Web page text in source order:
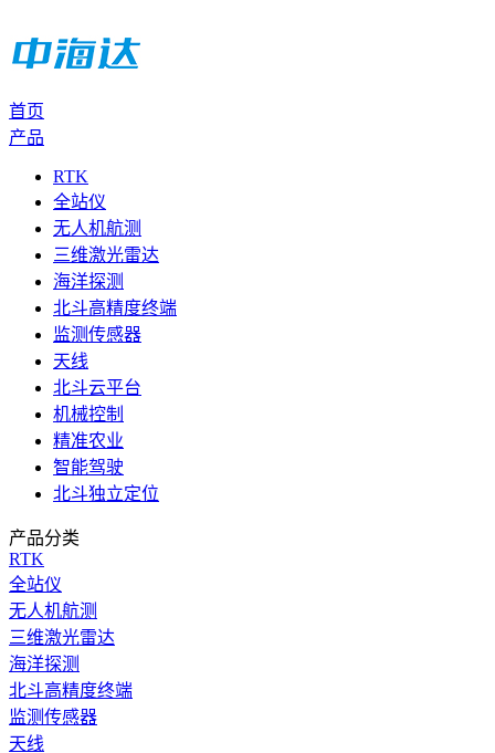
首页
产品
RTK
全站仪
无人机航测
三维激光雷达
海洋探测
北斗高精度终端
监测传感器
天线
北斗云平台
机械控制
精准农业
智能驾驶
北斗独立定位
产品分类
RTK
全站仪
无人机航测
三维激光雷达
海洋探测
北斗高精度终端
监测传感器
天线